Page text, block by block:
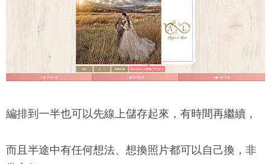
編排到一半也可以先線上儲存起來，有時間再繼續，
而且半途中有任何想法、想換照片都可以自己換，非